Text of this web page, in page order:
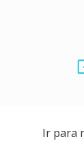
Ir para